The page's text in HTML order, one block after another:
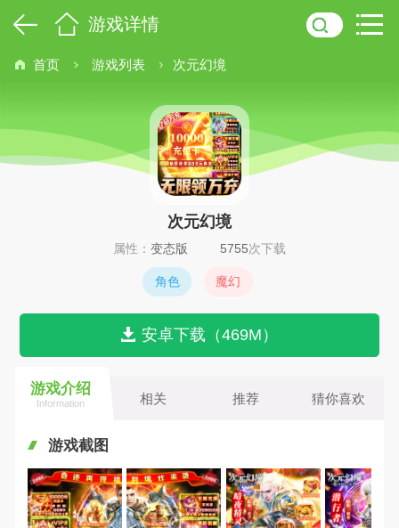
游戏详情
首页 游戏列表 次元幻境
次元幻境
属性： 变态版 5755次下载
角色 魔幻
安卓下载（469M）
游戏介绍
Information 相关 推荐 猜你喜欢
游戏截图